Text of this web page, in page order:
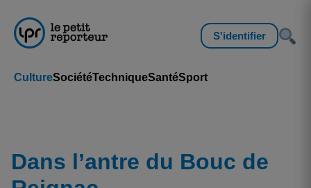
S'identifier
CultureSociétéTechniqueSantéSport
Dans l’antre du Bouc de